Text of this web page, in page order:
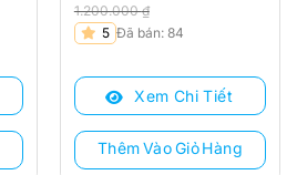
1.200.000₫
Giá
là:
1.200.000 ₫.
Giá
tại
834.000 ₫.
5 Đã bán: 84
Xem Chi Tiết
Thêm Vào Giỏ Hàng